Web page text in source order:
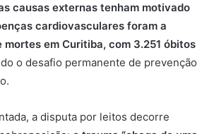
causas externas tenham motivado
cardiovasculares foram a
mortes em Curitiba, com 3.251 óbitos
o desafio permanente de prevenção
a disputa por leitos decorre